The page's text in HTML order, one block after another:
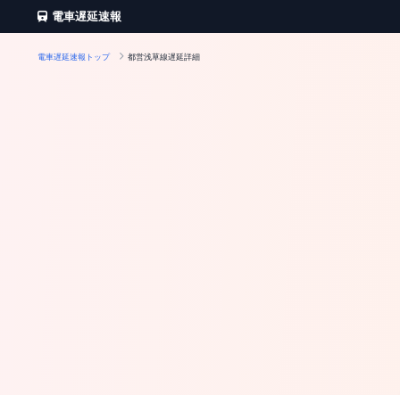
電車遅延速報
電車遅延速報トップ 都営浅草線遅延詳細